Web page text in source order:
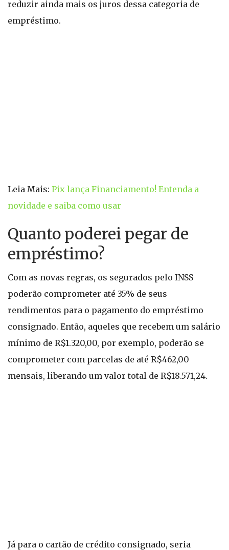
reduzir ainda mais os juros dessa categoria de
empréstimo.
Leia Mais: Pix lança Financiamento! Entenda a
novidade e saiba como usar
Quanto poderei pegar de
empréstimo?
Com as novas regras, os segurados pelo INSS
poderão comprometer até 35% de seus
rendimentos para o pagamento do empréstimo
consignado. Então, aqueles que recebem um salário
mínimo de R$1.320,00, por exemplo, poderão se
comprometer com parcelas de até R$462,00
mensais, liberando um valor total de R$18.571,24.
Já para o cartão de crédito consignado, seria